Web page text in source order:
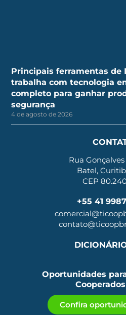
Principais ferramentas de
trabalha com tecnologia
completo para ganhar
segurança
4 de agosto de 2026
Rua
Batel,
CEP
+55 41
Oportunidades
Confira